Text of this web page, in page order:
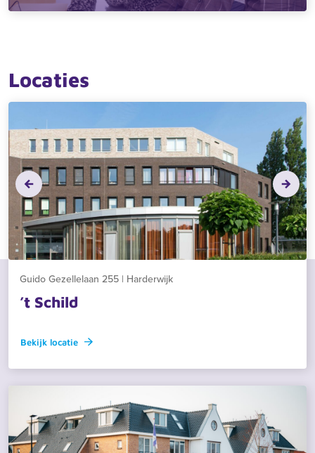
Locaties
Guido Gezellelaan 255 | Harderwijk
’t Schild
Bekijk locatie
Zoeken
Zoeken
Recente zoekopdrachten: Vacatures Werken bij